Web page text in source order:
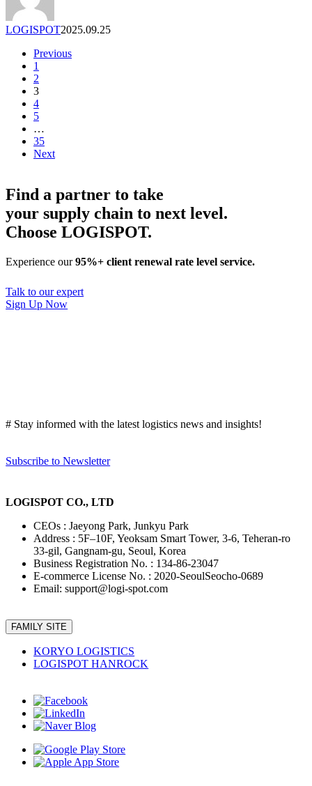
효
율
LOGISPOT2025.09.25
Previous
1
2
3
4
5
…
35
Next
Find a partner to take
your supply chain to next level.
Choose LOGISPOT.
Experience our95%+ client renewal rate level service.
Talk to our expert
Sign Up Now
# Stay informed with the latest logistics news and insights!
Subscribe to Newsletter
LOGISPOT CO., LTD
CEOs : Jaeyong Park, Junkyu Park
Address : 5F–10F, Yeoksam Smart Tower, 3-6, Teheran-ro
33-gil, Gangnam-gu, Seoul, Korea
Business Registration No. : 134-86-23047
E-commerce License No. : 2020-SeoulSeocho-0689
Email: support@logi-spot.com
FAMILY SITE
KORYO LOGISTICS
LOGISPOT HANROCK